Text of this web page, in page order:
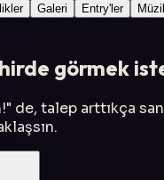
Galeri Entry'ler
görmek
de, talep arttıkça